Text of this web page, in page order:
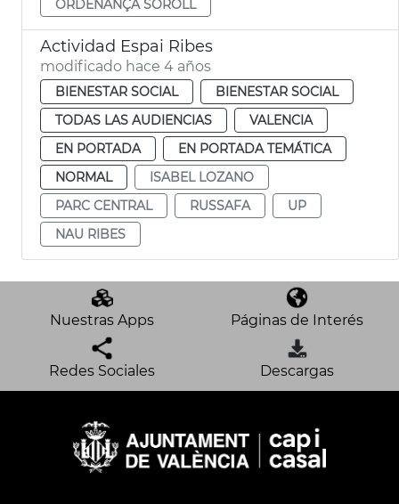
ORDENANÇA SOROLL
Actividad Espai Ribes
modificado hace 4 años
BIENESTAR SOCIAL
BIENESTAR SOCIAL
TODAS LAS AUDIENCIAS
VALENCIA
EN PORTADA
EN PORTADA TEMÁTICA
NORMAL
ISABEL LOZANO
PARC CENTRAL
RUSSAFA
UP
NAU RIBES
Nuestras Apps Páginas de Interés
Redes Sociales Descargas